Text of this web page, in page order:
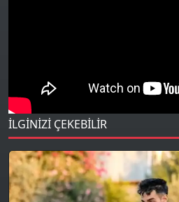
İLGİNİZİ ÇEKEBİLİR